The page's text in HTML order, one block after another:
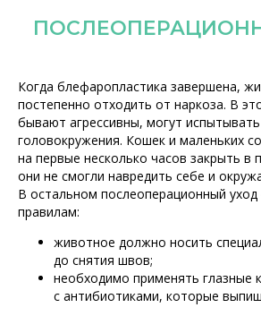
Когда блефаропластика завершена,
постепенно отходить от наркоза. В
бывают агрессивны, могут
головокружения. Кошек и маленьких
на первые несколько часов закрыть в
они не смогли навредить себе и
В остальном послеоперационный уход
правилам:
животное должно носить
до снятия швов;
необходимо применять глазные
с антибиотиками, которые